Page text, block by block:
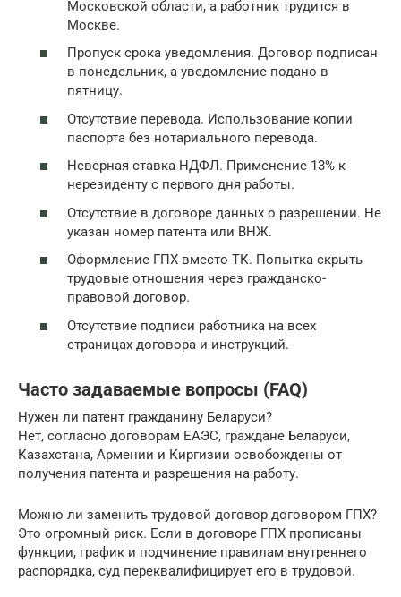
Московской области, а работник трудится в
Москве.
Пропуск срока уведомления. Договор подписан
в понедельник, а уведомление подано в
пятницу.
Отсутствие перевода. Использование копии
паспорта без нотариального перевода.
Неверная ставка НДФЛ. Применение 13% к
нерезиденту с первого дня работы.
Отсутствие в договоре данных о разрешении. Не
указан номер патента или ВНЖ.
Оформление ГПХ вместо ТК. Попытка скрыть
трудовые отношения через гражданско-
правовой договор.
Отсутствие подписи работника на всех
страницах договора и инструкций.
Часто задаваемые вопросы (FAQ)
Нужен ли патент гражданину Беларуси?
Нет, согласно договорам ЕАЭС, граждане Беларуси,
Казахстана, Армении и Киргизии освобождены от
получения патента и разрешения на работу.
Можно ли заменить трудовой договор договором ГПХ?
Это огромный риск. Если в договоре ГПХ прописаны
функции, график и подчинение правилам внутреннего
распорядка, суд переквалифицирует его в трудовой.